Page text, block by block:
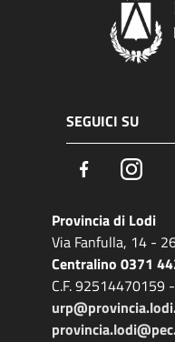
SEGUICI SU
Facebook
Provincia di Lodi
Via Fanfulla, 14 -
Centralino 0371
C.F. 92514470159